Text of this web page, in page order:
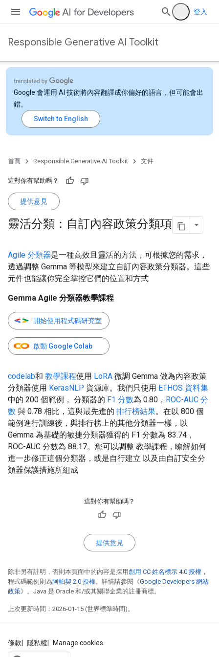
登入
Responsible Generative AI Toolkit
Google 會運用 AI 技術將內容翻譯成你偏好的語言，但可能會出
錯。
首頁 Responsible Generative AI Toolkit 文件
這對你有幫助嗎？
提供意見
靈活分類：自訂內容政策分類項
Agile 分類器是一種高效且靈活的方法，可根據您的需求，
透過調整 Gemma 等模型來建立自訂內容政策分類器。這些
元件也能讓你完全掌控它們的位置和方式
Gemma Agile 分類器教學課程
開始使用程式碼研究室
啟動 Google Colab
codelab和 教學課程使用 LoRA 微調 Gemma 做為內容政策
分類器使用 KerasNLP 資源庫。我們只使用 ETHOS 資料集
中的 200 個範例， 分類器的 F1 分數為 0.80， ROC-AUC 分
數 與 0.78 相比，這與最先進的 排行榜結果。在以 800 個
範例進行訓練後，與排行榜上的其他分類器一樣，以
Gemma 為基礎的敏捷分類器獲得的 F1 分數為 83.74，
ROC-AUC 分數為 88.17。您可以調整 教學課程，瞭解如何
進一步修正這個分類器，或是自行建立 以及由自訂安全分
類器保護措施所組成
這對你有幫助嗎？
提供意見
除非另有註明，否則本頁面中的內容是採用創用 CC 姓名標示 4.0 授權 ，
程式碼範例則為阿帕契 2.0 授權。詳情請參閱《Google Developers 網站
政策》。Java 是 Oracle 和/或其關聯企業的註冊商標。
上次更新時間：2026-01-15 (世界標準時間)。
條款 隱私權 Manage cookies